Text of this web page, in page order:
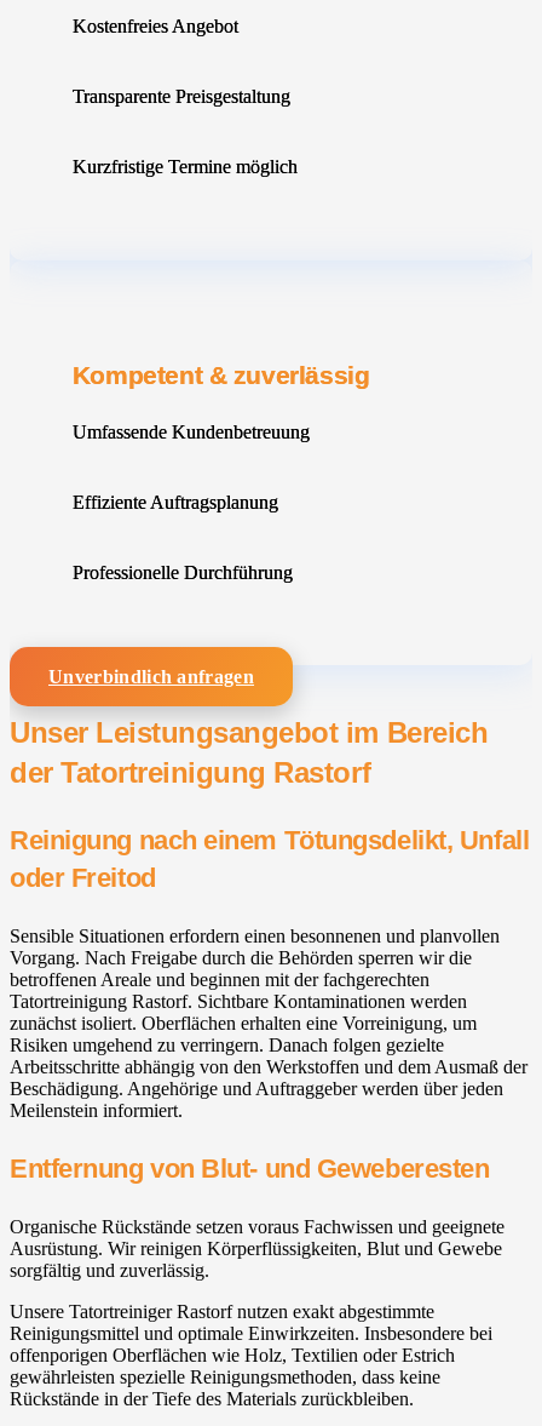
Kostenfreies Angebot
Transparente Preisgestaltung
Kurzfristige Termine möglich
Kompetent & zuverlässig
Umfassende Kundenbetreuung
Effiziente Auftragsplanung
Professionelle Durchführung
Unverbindlich anfragen
Unser Leistungsangebot im Bereich
der Tatortreinigung Rastorf
Reinigung nach einem Tötungsdelikt, Unfall
oder Freitod
Sensible Situationen erfordern einen besonnenen und planvollen
Vorgang. Nach Freigabe durch die Behörden sperren wir die
betroffenen Areale und beginnen mit der fachgerechten
Tatortreinigung Rastorf. Sichtbare Kontaminationen werden
zunächst isoliert. Oberflächen erhalten eine Vorreinigung, um
Risiken umgehend zu verringern. Danach folgen gezielte
Arbeitsschritte abhängig von den Werkstoffen und dem Ausmaß der
Beschädigung. Angehörige und Auftraggeber werden über jeden
Meilenstein informiert.
Entfernung von Blut- und Geweberesten
Organische Rückstände setzen voraus Fachwissen und geeignete
Ausrüstung. Wir reinigen Körperflüssigkeiten, Blut und Gewebe
sorgfältig und zuverlässig.
Unsere Tatortreiniger Rastorf nutzen exakt abgestimmte
Reinigungsmittel und optimale Einwirkzeiten. Insbesondere bei
offenporigen Oberflächen wie Holz, Textilien oder Estrich
gewährleisten spezielle Reinigungsmethoden, dass keine
Rückstände in der Tiefe des Materials zurückbleiben.